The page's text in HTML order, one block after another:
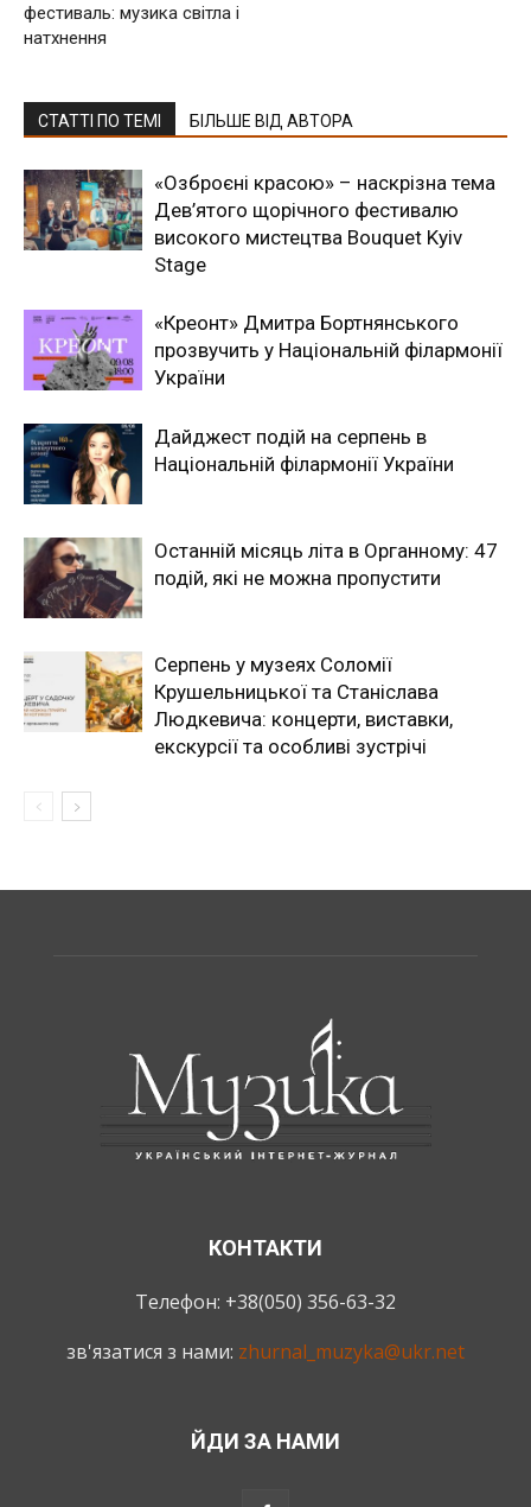
фестиваль: музика світла і
натхнення
СТАТТІ ПО ТЕМІ БІЛЬШЕ ВІД АВТОРА
«Озброєні красою» – наскрізна тема
Дев’ятого щорічного фестивалю
високого мистецтва Bouquet Kyiv
Stage
«Креонт» Дмитра Бортнянського
прозвучить у Національній філармонії
України
Дайджест подій на серпень в
Національній філармонії України
Останній місяць літа в Органному: 47
подій, які не можна пропустити
Серпень у музеях Соломії
Крушельницької та Станіслава
Людкевича: концерти, виставки,
екскурсії та особливі зустрічі
КОНТАКТИ
Телефон: +38(050) 356-63-32
зв'язатися з нами: zhurnal_muzyka@ukr.net
ЙДИ ЗА НАМИ